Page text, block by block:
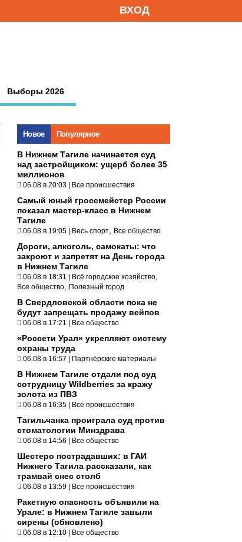
ВХОД
Выборы 2026
Новое Популярное
В Нижнем Тагиле начинается суд
над застройщиком: ущерб более 35
миллионов
06.08 в 20:03 | Все происшествия
Самый юный гроссмейстер России
показал мастер-класс в Нижнем
Тагиле
06.08 в 19:05 | Весь спорт Все общество
Дороги, алкоголь, самокаты: что
закроют и запретят на День города
в Нижнем Тагиле
06.08 в 18:31 | Всё городское хозяйство
Все общество Полезный город
В Свердловской области пока не
будут запрещать продажу вейпов
06.08 в 17:21 | Все общество
«Россети Урал» укрепляют систему
охраны труда
06.08 в 16:57 | Партнёрские материалы
В Нижнем Тагиле отдали под суд
сотрудницу Wildberries за кражу
золота из ПВЗ
06.08 в 16:35 | Все происшествия
Тагильчанка проиграла суд против
стоматологии Минздрава
06.08 в 14:56 | Все общество
Шестеро пострадавших: в ГАИ
Нижнего Тагила рассказали, как
трамвай снес столб
06.08 в 13:59 | Все происшествия
Ракетную опасность объявили на
Урале: в Нижнем Тагиле завыли
сирены (обновлено)
06.08 в 12:10 | Все общество